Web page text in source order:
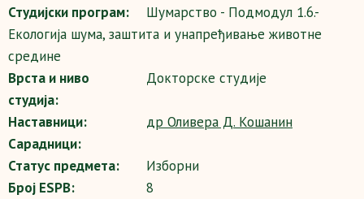
Студијски програм:
Шумарство - Подмодул 1.6.-
Екологија шума, заштита и унапређивање животне
средине
Врста и ниво
студија:
Докторске студије
Наставници:
др Оливера Д. Кошанин
Сарадници:
Статус предмета:
Изборни
Број ESPB:
8